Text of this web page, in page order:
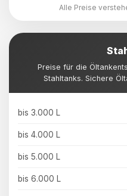
Alle Preise
Preise für die
Stahltanks. Sichere
bis 3.000 L
bis 4.000 L
bis 5.000 L
bis 6.000 L